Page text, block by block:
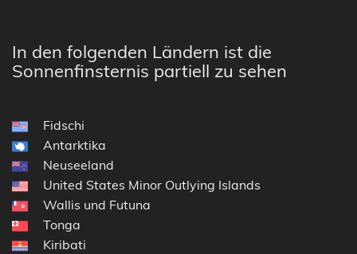
In den folgenden Ländern ist die
Sonnenfinsternis partiell zu sehen
Fidschi
Antarktika
Neuseeland
United States Minor Outlying Islands
Wallis und Futuna
Tonga
Kiribati